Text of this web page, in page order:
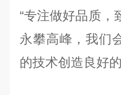
“专注做好品质，
永攀高峰，我们
的技术创造良好